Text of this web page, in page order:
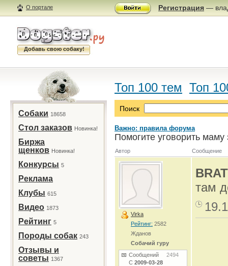
О портале Регистрация —
Добавь свою собаку!
Собаки 18658
Стол заказов Новинка!
Биржа
щенков Новинка!
Конкурсы 5
Реклама
Клубы 615
Видео 1873
Рейтинг 5
Породы собак 243
Отзывы и
советы 1367
Топ 100 тем Топ
Поиск
Важно: правила форума
Помогите уговорить маму
Автор Сообщение
Virka
Рейтинг: 2582
Жданов
Собачий гуру
Сообщений 2494
С 2009-03-28
там